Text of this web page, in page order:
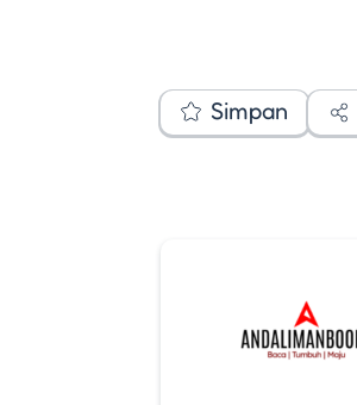
Simpan